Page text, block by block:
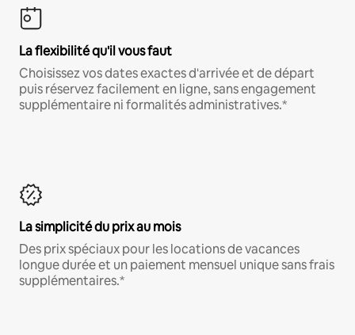
La flexibilité qu'il vous faut
Choisissez vos dates exactes d'arrivée et de départ
puis réservez facilement en ligne, sans engagement
supplémentaire ni formalités administratives.*
La simplicité du prix au mois
Des prix spéciaux pour les locations de vacances
longue durée et un paiement mensuel unique sans frais
supplémentaires.*